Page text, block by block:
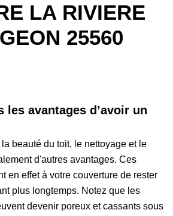
LA RIVIERE
25560
les avantages d’avoir un
beauté du toit, le nettoyage et le
d'autres avantages. Ces
en effet à votre couverture de rester
plus longtemps. Notez que les
devenir poreux et cassants sous